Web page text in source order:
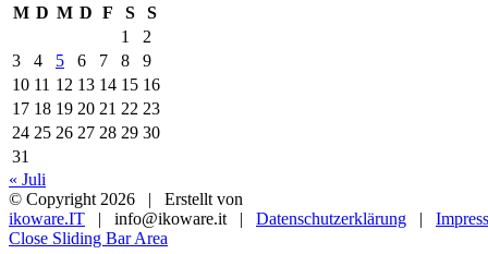
M D M D F S
S
1
2
3
4 5 6 7 8
9
10 11 12 13 14 15 16
17 18 19 20 21 22 23
24 25 26 27 28 29 30
31
« Juli
© Copyright 2026 | Erstellt von
ikoware.IT | info@ikoware.it | Datenschutzerklärung |
Close Sliding Bar Area